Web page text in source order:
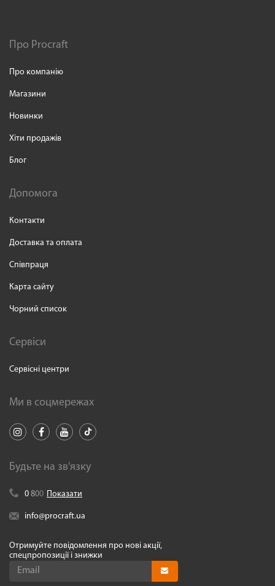
Про Procraft
Про компанію
Магазини
Новинки
Хіти продажів
Блог
Допомога
Контакти
Доставка та оплата
Співпраця
Карта сайту
Чорний список
Сервіси
Сервісні центри
Ми в соцмережах
Будьте на зв'язку
0 800 Показати
info@procraft.ua
Отримуйте повідомлення про нові акції,
спецпропозиції і знижки